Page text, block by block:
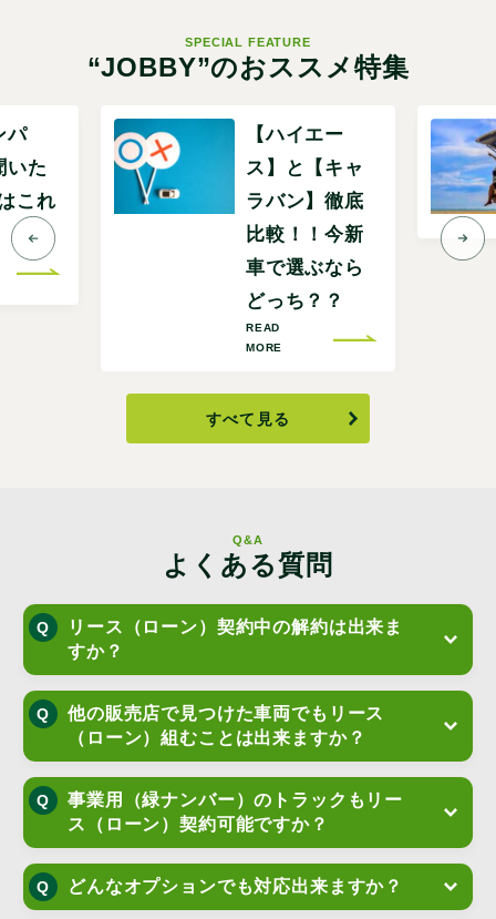
SPECIAL FEATURE
“JOBBY”のおススメ特集
パ
いた
これ
【ハイエー
ス】と【キャ
ラバン】徹底
比較！！今新
車で選ぶなら
どっち？？
READ
MORE
すべて見る
Q&A
よくある質問
リース（ローン）契約中の解約は出来ま
すか？
他の販売店で見つけた車両でもリース
（ローン）組むことは出来ますか？
事業用（緑ナンバー）のトラックもリー
ス（ローン）契約可能ですか？
どんなオプションでも対応出来ますか？